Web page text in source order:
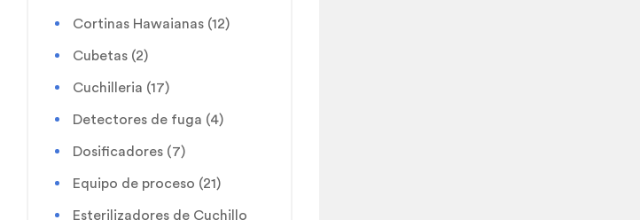
Cortinas Hawaianas (12)
Cubetas (2)
Cuchilleria (17)
Detectores de fuga (4)
Dosificadores (7)
Equipo de proceso (21)
Esterilizadores de Cuchillo